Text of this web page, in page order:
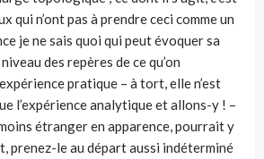
qui n’ont pas à prendre ceci comme un
je ne sais quoi qui peut évoquer sa
des repères de ce qu’on
pratique – à tort, elle n’est
l’expérience analytique et allons-y ! –
étranger en apparence, pourrait y
prenez-le au départ aussi indéterminé